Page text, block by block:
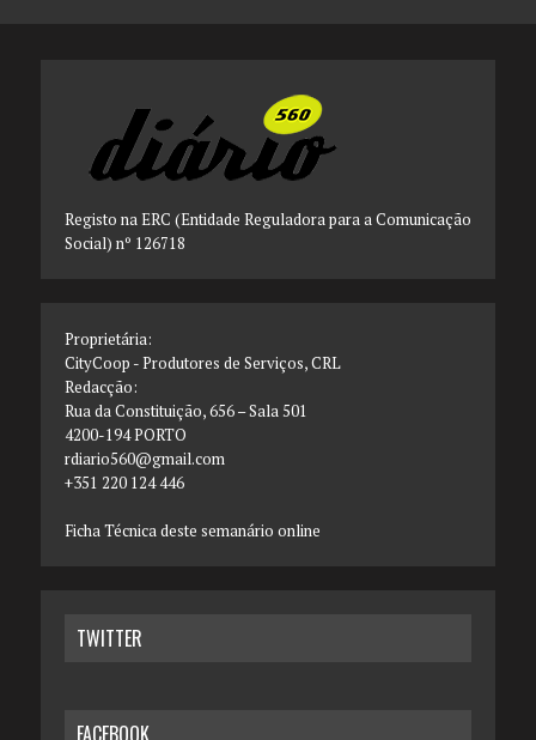
Registo na ERC (Entidade Reguladora para a Comunicação
Social) nº 126718
Proprietária:
CityCoop - Produtores de Serviços, CRL
Redacção:
Rua da Constituição, 656 – Sala 501
4200-194 PORTO
rdiario560@gmail.com
+351 220 124 446
Ficha Técnica deste semanário online
TWITTER